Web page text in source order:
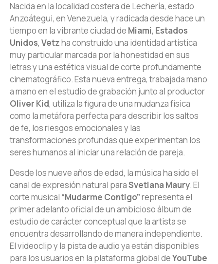
Nacida en la localidad costera de Lechería, estado
Anzoátegui, en Venezuela, y radicada desde hace un
tiempo en la vibrante ciudad de Miami, Estados
Unidos, Vetzha construido una identidad artística
muy particular marcada por la honestidad en sus
letras y una estética visual de corte profundamente
cinematográfico. Esta nueva entrega, trabajada mano
a mano en el estudio de grabación junto al productor
Oliver Kid, utiliza la figura de una mudanza física
como la metáfora perfecta para describir los saltos
de fe, los riesgos emocionales y las
transformaciones profundas que experimentan los
seres humanos al iniciar una relación de pareja.
Desde los nueve años de edad, la música ha sido el
canal de expresión natural paraSvetlana Maury. El
corte musical “Mudarme Contigo”representa el
primer adelanto oficial de un ambicioso álbum de
estudio de carácter conceptual que la artista se
encuentra desarrollando de manera independiente.
El videoclip y la pista de audio ya están disponibles
para los usuarios en la plataforma global deYouTube